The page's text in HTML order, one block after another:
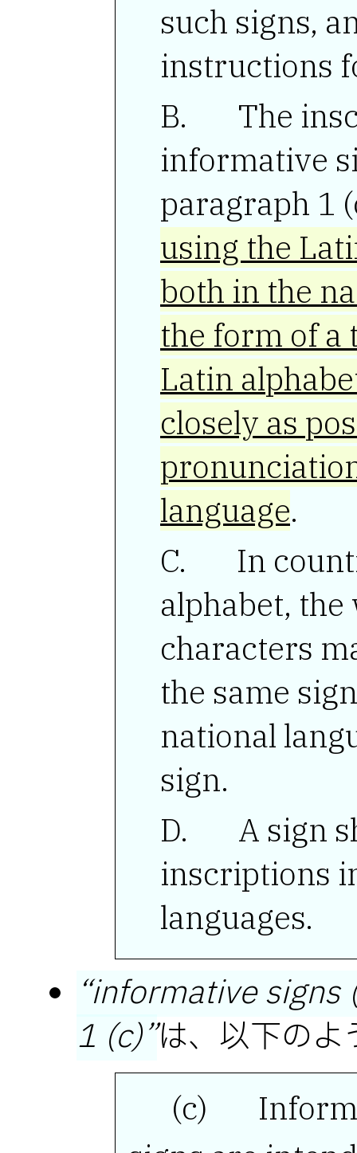
such signs,
instructions
The
informative
paragraph 1
using the
both in the
the form of
Latin
closely as
language.
In
alphabet,
characters
the same
national
sign.
A sign
inscriptions
languages.
informative signs
1 (c) は、以下のよ
(c)